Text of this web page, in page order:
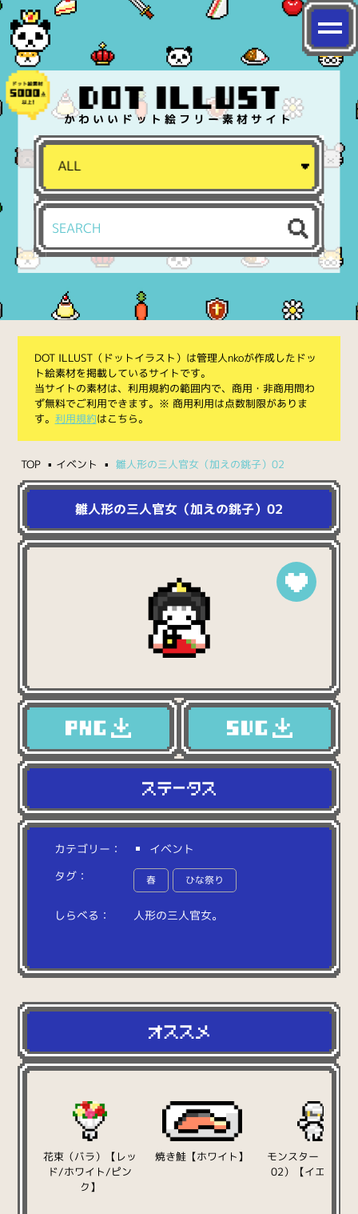
かわいいドット絵フリー素材サイト
DOT ILLUST（ドットイラスト）は管理人nkoが作成したドッ
ト絵素材を掲載しているサイトです。
当サイトの素材は、利用規約の範囲内で、商用・非商用問わ
ず無料でご利用できます。※ 商用利用は点数制限がありま
す。 利用規約はこちら。
TOP イベント 雛人形の三人官女（加えの銚子）02
雛人形の三人官女（加えの銚子）02
カテゴリー：
イベント
タグ：
春 ひな祭り
しらべる： 人形の三人官女。
花束（バラ）【レッ
ド/ホワイト/ピン
ク】
焼き鮭【ホワイト】
モンスター（マミ
02）【イエロー】